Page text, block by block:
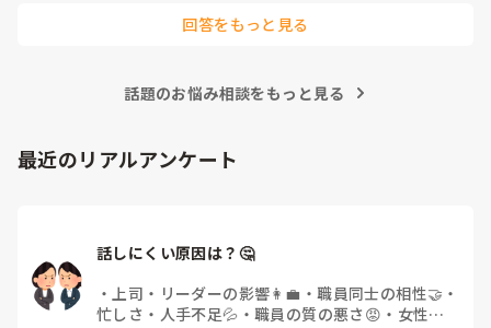
回答をもっと見る
話題のお悩み相談をもっと見る
最近のリアルアンケート
話しにくい原因は？🤔
・ 上司・リーダーの影響👩‍💼 ・職員同士の相性🤝 ・
忙しさ・人手不足💦 ・ 職員の質の悪さ😡 ・ 女性職